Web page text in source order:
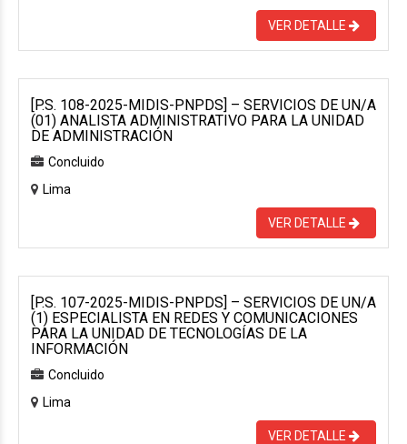
VER DETALLE
[P.S. 108-2025-MIDIS-PNPDS] – SERVICIOS DE UN/A
(01) ANALISTA ADMINISTRATIVO PARA LA UNIDAD
DE ADMINISTRACIÓN
Concluido
Lima
VER DETALLE
[P.S. 107-2025-MIDIS-PNPDS] – SERVICIOS DE UN/A
(1) ESPECIALISTA EN REDES Y COMUNICACIONES
PARA LA UNIDAD DE TECNOLOGÍAS DE LA
INFORMACIÓN
Concluido
Lima
VER DETALLE